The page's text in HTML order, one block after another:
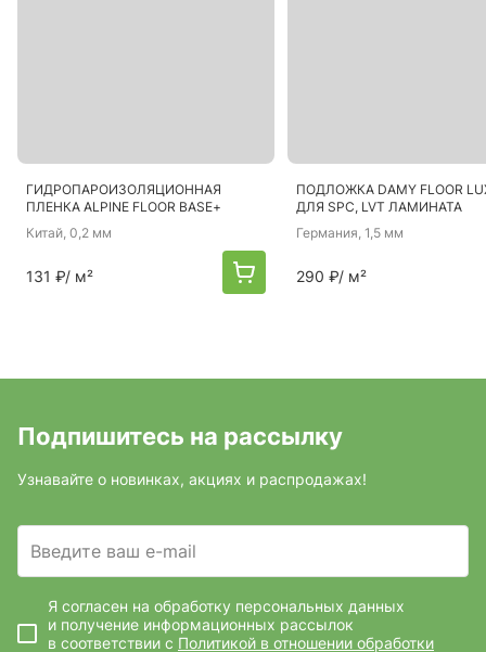
ГИДРОПАРОИЗОЛЯЦИОННАЯ
ПЛЕНКА ALPINE FLOOR BASE+
Китай, 0,2 мм
131 ₽/ м²
ПОДЛОЖКА DAMY FLOOR
ДЛЯ SPC, LVT ЛАМИНАТА
Германия, 1,5 мм
290 ₽/ м²
Подпишитесь на рассылку
Узнавайте о новинках, акциях и распродажах!
Введите ваш e-mail
Я согласен на обработку персональных данных
и получение информационных рассылок
в соответствии с Политикой в отношении обработки